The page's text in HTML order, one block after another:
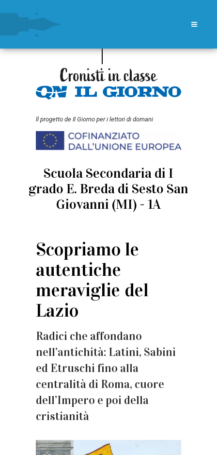
ll progetto de Il Giorno per i lettori di domani
Scuola Secondaria di I
grado E. Breda di Sesto San
Giovanni (MI) - 1A
Scopriamo le
autentiche
meraviglie del
Lazio
Radici che affondano
nell’antichità: Latini, Sabini
ed Etruschi fino alla
centralità di Roma, cuore
dell’Impero e poi della
cristianità